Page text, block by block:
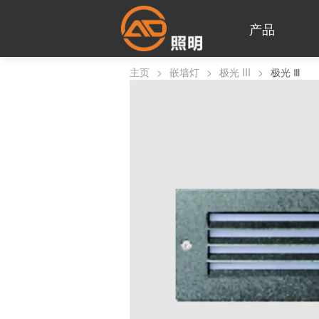
产品
主页 > 嵌墙灯 > 极光 III > 极光 Ⅲ